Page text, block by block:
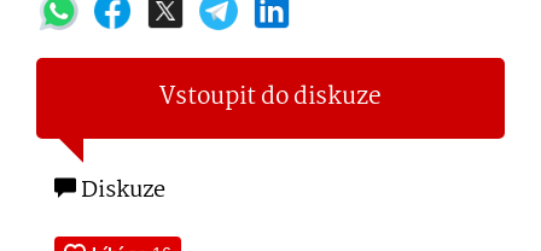
Vstoupit do diskuze
Diskuze